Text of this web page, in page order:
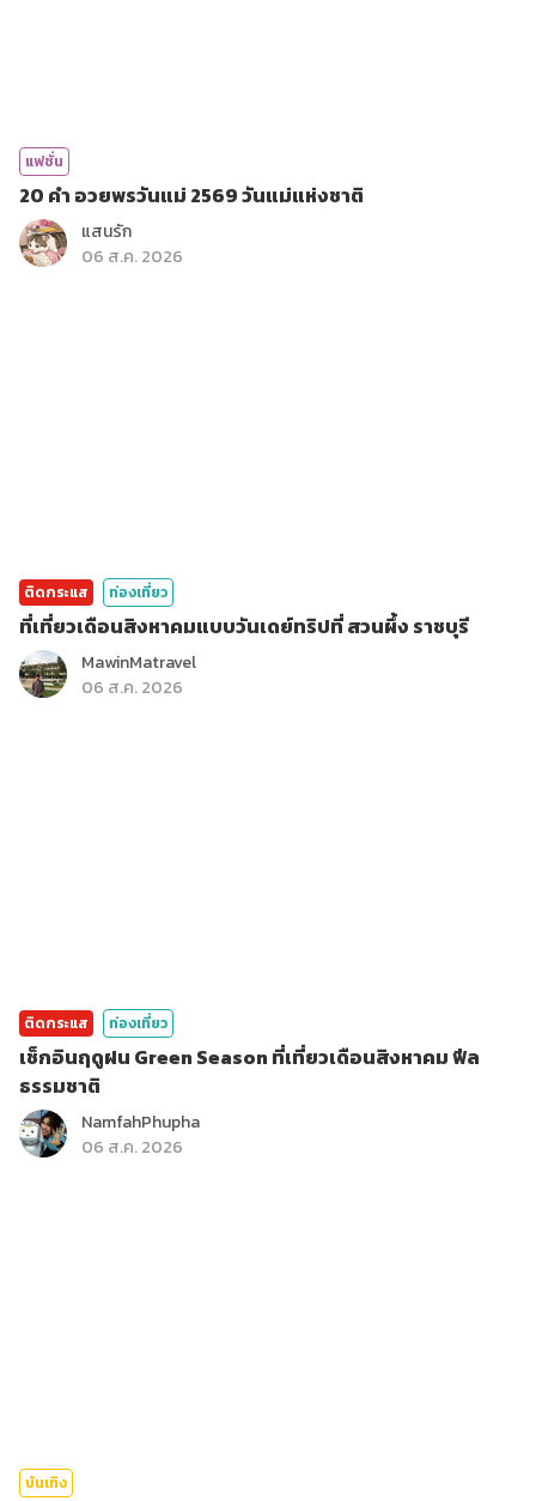
แฟชั่น
20 คำ อวยพรวันแม่ 2569 วันแม่แห่งชาติ
แสนรัก
06 ส.ค. 2026
ติดกระแส ท่องเที่ยว
ที่เที่ยวเดือนสิงหาคมแบบวันเดย์ทริปที่ สวนผึ้ง ราชบุรี
MawinMatravel
06 ส.ค. 2026
ติดกระแส ท่องเที่ยว
เช็กอินฤดูฝน Green Season ที่เที่ยวเดือนสิงหาคม ฟีล
ธรรมชาติ
NamfahPhupha
06 ส.ค. 2026
บันเทิง